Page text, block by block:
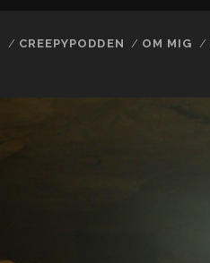
CREEPYPODDEN OM MIG